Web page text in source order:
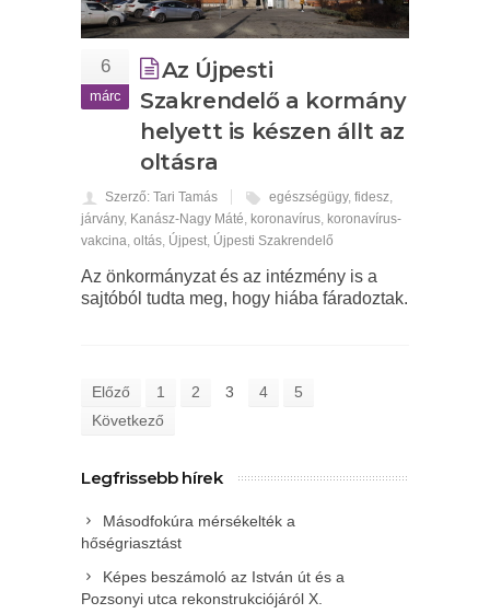
6
márc
Az Újpesti
Szakrendelő a kormány
helyett is készen állt az
oltásra
Szerző: Tari Tamás egészségügy, fidesz,
járvány, Kanász-Nagy Máté, koronavírus, koronavírus-
vakcina, oltás, Újpest, Újpesti Szakrendelő
Az önkormányzat és az intézmény is a
sajtóból tudta meg, hogy hiába fáradoztak.
Előző 1 2 3 4
5
Következő
Legfrissebb hírek
Másodfokúra mérsékelték a
hőségriasztást
Képes beszámoló az István út és a
Pozsonyi utca rekonstrukciójáról X.